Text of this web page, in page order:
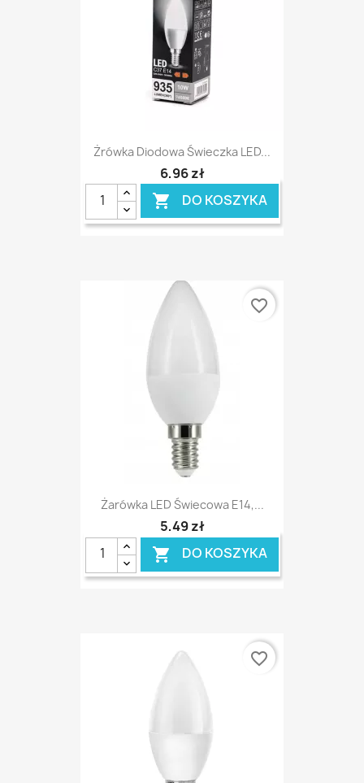
Żrówka Diodowa Świeczka LED...
6,96 zł
 DO KOSZYKA
Żarówka LED Świecowa E14,...
5,49 zł
 DO KOSZYKA
favorite_border
favorite_border